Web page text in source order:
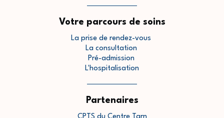
Votre parcours de soins
La prise de rendez-vous
La consultation
Pré-admission
L'hospitalisation
Partenaires